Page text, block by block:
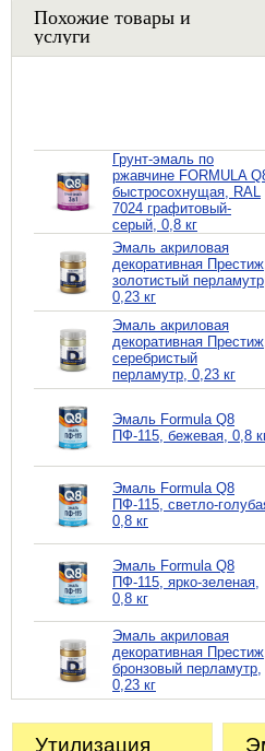
Похожие товары и
услуги
Грунт-эмаль по
ржавчине FORMULA
быстросохнущая, RAL
7024 графитовый-
серый, 0,8 кг
Эмаль акриловая
декоративная Престиж,
золотистый перламутр,
0,23 кг
Эмаль акриловая
декоративная Престиж,
серебристый
перламутр, 0,23 кг
Эмаль Formula Q8
ПФ-115, бежевая, 0,8
Эмаль Formula Q8
ПФ-115, светло-
0,8 кг
Эмаль Formula Q8
ПФ-115, ярко-зеленая,
0,8 кг
Эмаль акриловая
декоративная Престиж,
бронзовый перламутр,
0,23 кг
Утилизация